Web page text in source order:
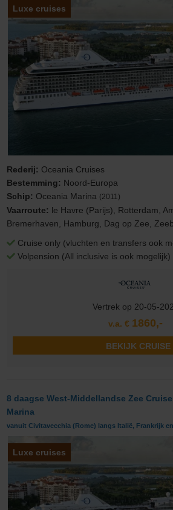
Luxe cruises
Rederij: Oceania Cruises
Bestemming: Noord-Europa
Schip: Oceania Marina (2011)
Vaarroute: le Havre (Parijs), Rotterdam,
Bremerhaven, Hamburg, Dag op Zee,
Cruise only (vluchten en transfers ook
Volpension (All inclusive is ook mogelijk)
Vertrek op 20-05-
v.a. € 1860,-
BEKIJK CRUISE
8 daagse West-Middellandse Zee
Marina
vanuit Civitavecchia (Rome) langs Italië, Frankrijk
Luxe cruises